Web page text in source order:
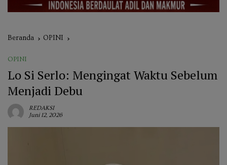
Beranda OPINI
OPINI
Lo Si Serlo: Mengingat Waktu Sebelum
Menjadi Debu
REDAKSI
Juni 12, 2026